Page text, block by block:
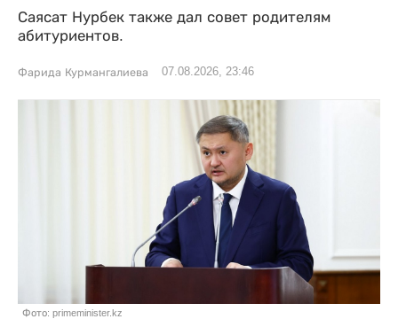
Саясат Нурбек также дал совет родителям
абитуриентов.
Фарида Курмангалиева 07.08.2026, 23:46
Фото: primeminister.kz